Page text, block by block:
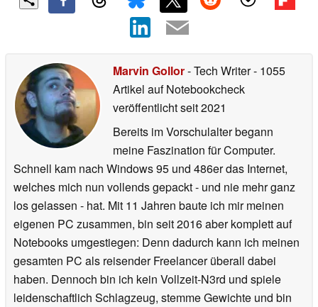
Marvin Gollor- Tech Writer- 1055
Artikel auf Notebookcheck
veröffentlichtseit 2021
Bereits im Vorschulalter begann
meine Faszination für Computer.
Schnell kam nach Windows 95 und 486er das Internet,
welches mich nun vollends gepackt - und nie mehr ganz
los gelassen - hat. Mit 11 Jahren baute ich mir meinen
eigenen PC zusammen, bin seit 2016 aber komplett auf
Notebooks umgestiegen: Denn dadurch kann ich meinen
gesamten PC als reisender Freelancer überall dabei
haben. Dennoch bin ich kein Vollzeit-N3rd und spiele
leidenschaftlich Schlagzeug, stemme Gewichte und bin